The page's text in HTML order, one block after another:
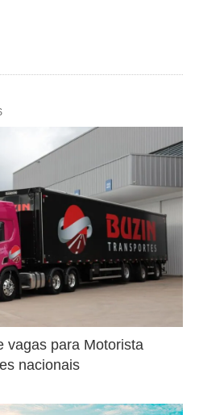
vagas para Motorista
nacionais